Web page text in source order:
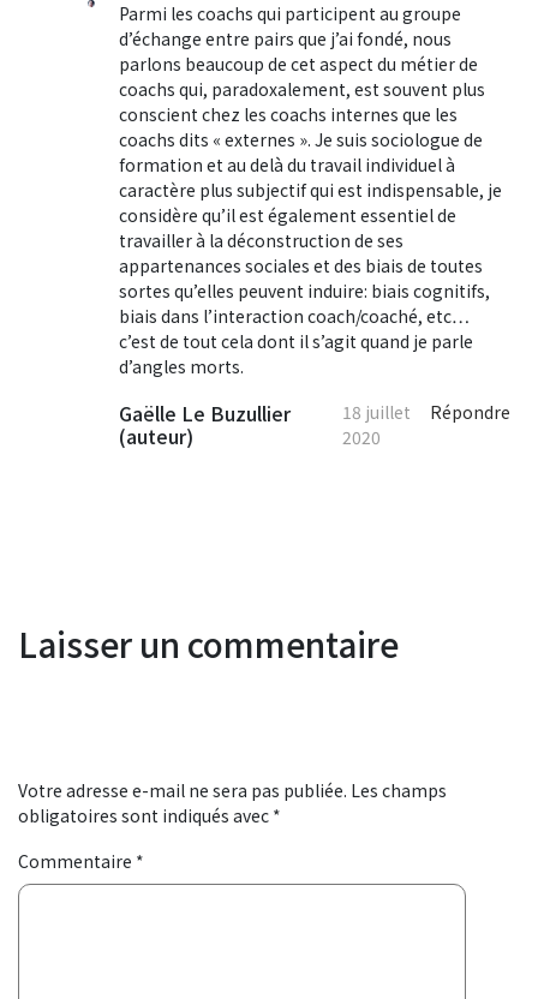
Parmi les coachs qui participent au groupe
d’échange entre pairs que j’ai fondé, nous
parlons beaucoup de cet aspect du métier de
coachs qui, paradoxalement, est souvent plus
conscient chez les coachs internes que les
coachs dits « externes ». Je suis sociologue de
formation et au delà du travail individuel à
caractère plus subjectif qui est indispensable, je
considère qu’il est également essentiel de
travailler à la déconstruction de ses
appartenances sociales et des biais de toutes
sortes qu’elles peuvent induire: biais cognitifs,
biais dans l’interaction coach/coaché, etc…
c’est de tout cela dont il s’agit quand je parle
d’angles morts.
Gaëlle Le Buzullier
(auteur)
18 juillet
2020
Répondre
Laisser un commentaire
Votre adresse e-mail ne sera pas publiée. Les champs
obligatoires sont indiqués avec *
Commentaire *